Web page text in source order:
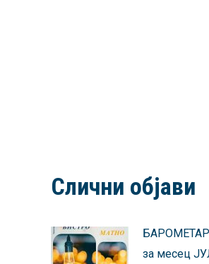
Слични објави
за месец